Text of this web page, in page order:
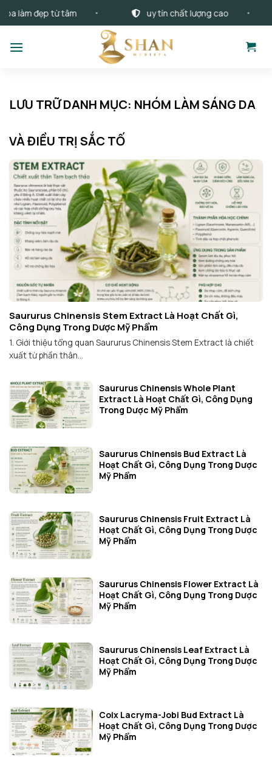
dung
làm đẹp từ tâm uy tín chất lượng cao
LƯU TRỮ DANH MỤC: NHÓM LÀM SÁNG DA
VÀ ĐIỀU TRỊ SẮC TỐ
Saururus Chinensis Stem Extract Là Hoạt Chất Gì,
Công Dụng Trong Dược Mỹ Phẩm
1. Giới thiệu tổng quan Saururus Chinensis Stem Extract là chiết
xuất từ phần thân...
Saururus Chinensis Whole Plant
Extract Là Hoạt Chất Gì, Công Dụng
Trong Dược Mỹ Phẩm
Saururus Chinensis Bud Extract Là
Hoạt Chất Gì, Công Dụng Trong Dược
Mỹ Phẩm
Saururus Chinensis Fruit Extract Là
Hoạt Chất Gì, Công Dụng Trong Dược
Mỹ Phẩm
Saururus Chinensis Flower Extract Là
Hoạt Chất Gì, Công Dụng Trong Dược
Mỹ Phẩm
Saururus Chinensis Leaf Extract Là
Hoạt Chất Gì, Công Dụng Trong Dược
Mỹ Phẩm
Coix Lacryma-Jobi Bud Extract Là
Hoạt Chất Gì, Công Dụng Trong Dược
Mỹ Phẩm